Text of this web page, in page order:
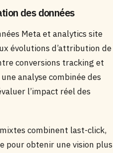
des données
Meta et analytics site
évolutions d’attribution de
conversions tracking et
analyse combinée des
l’impact réel des
combinent last-click,
pour obtenir une vision plus